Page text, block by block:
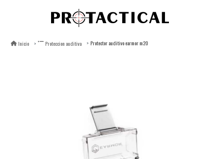
Inicio Proteccion auditiva Protector auditivo earmor m20